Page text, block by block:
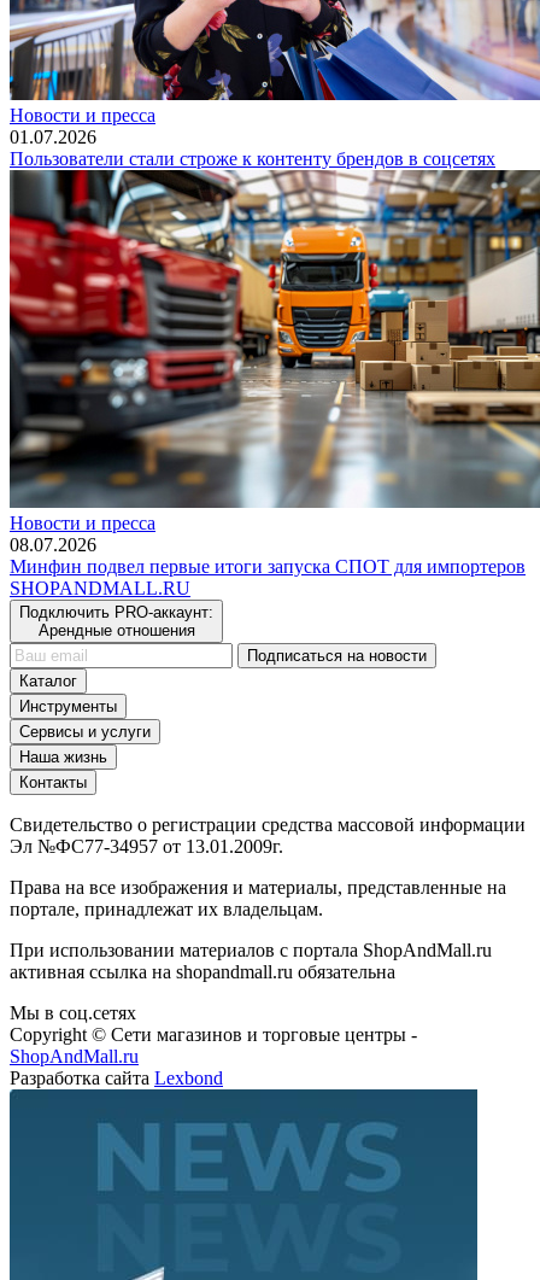
Новости и пресса
01.07.2026
Пользователи стали строже к контенту брендов в соцсетях
Новости и пресса
08.07.2026
Минфин подвел первые итоги запуска СПОТ для импортеров
SHOPANDMALL.RU
Подключить PRO-аккаунт:
Арендные отношения
Подписаться на новости
Каталог
Инструменты
Сервисы и услуги
Наша жизнь
Контакты
Свидетельство о регистрации средства массовой информации
Эл №ФС77-34957 от 13.01.2009г.
Права на все изображения и материалы, представленные на
портале, принадлежат их владельцам.
При использовании материалов с портала ShopAndMall.ru
активная ссылка на shopandmall.ru обязательна
Мы в соц.сетях
Copyright © Сети магазинов и торговые центры -
ShopAndMall.ru
Разработка сайта Lexbond